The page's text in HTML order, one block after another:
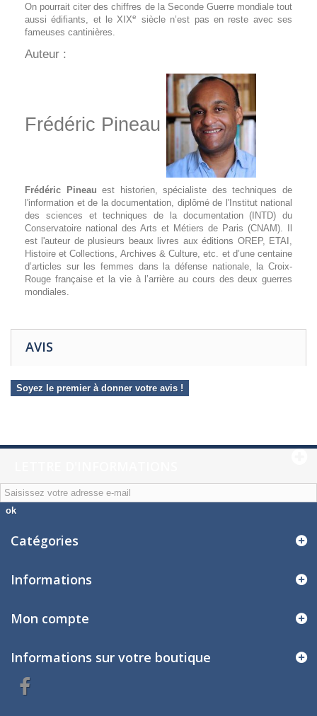
On pourrait citer des chiffres de la Seconde Guerre mondiale tout
aussi édifiants, et le XIXe
siècle n’est pas en reste avec ses
fameuses cantinières.
Auteur :
Frédéric Pineau
Frédéric Pineau est historien, spécialiste des techniques de
l'information et de la documentation, diplômé de l'Institut national
des sciences et techniques de la documentation (INTD) du
Conservatoire national des Arts et Métiers de Paris (CNAM). Il
est l'auteur de plusieurs beaux livres aux éditions OREP, ETAI,
Histoire et Collections, Archives & Culture, etc. et d’une centaine
d’articles sur les femmes dans la défense nationale, la Croix-
Rouge française et la vie à l’arrière au cours des deux guerres
mondiales.
AVIS
Soyez le premier à donner votre avis !
ok
Catégories
Informations
Mon compte
Informations sur votre boutique